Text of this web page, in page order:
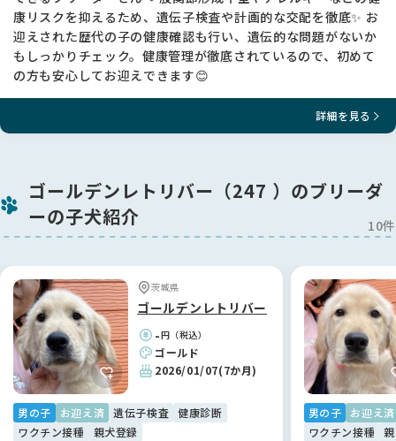
母犬 ベル 股関節 Bランク （右８ 左９）
父犬 ＪＡＣＫ 股関節 Bランク（右５・左８）
※数字が低ければ低いほど理想の股関節です(片足0~45）
★股関節形成不全は遺伝病です。 複雑に関わりあう遺伝子によ
福田ブリーダーはこの病気に向き合い10年以上になりますが、
評価を受けていない犬の繁殖は実態が分からないため、非常に
不安定ですので両親が検査を受けているワンちゃんを購入する
ことを強くお勧めします。
★現在、福田ブリーダーでは100頭に1頭程度に重度の股関節形
いう状況には至っておりません。
★手術が必要になった場合の治療費は片足50万円以上と高額に
なります。ペット保険などの加入をご検討ください。
★生後2か月の頃は股関節に異常があるか判断をすることが出
来ません。大変申し訳ありませんが、股関節形成不全に対して
保証はしておりません。
★成長期の生後4か月～5か月に歩行の違和感がありましたら、
整形外科専門医の診察をお勧めします。骨頭や臼蓋（きゅうが
い）を人工物にしなくてもよい治療法があります。
康リスクを抑えるため、遺伝子検査や計画的な交配を徹底✨ お
迎えされた歴代の子の健康確認も行い、遺伝的な問題がないか
もしっかりチェック。健康管理が徹底されているので、初めて
の方も安心してお迎えできます😊
詳細を見る
ゴールデンレトリバー（247 ）のブリーダ
ーの子犬紹介
10件
茨城県
ゴールデンレトリバー
-円（税込）
ゴールド
2026/01/07(7か月)
男の子 お迎え済 遺伝子検査
健康診断
ワクチン接種
親犬登録
男の子
お迎え済
ワクチン接種